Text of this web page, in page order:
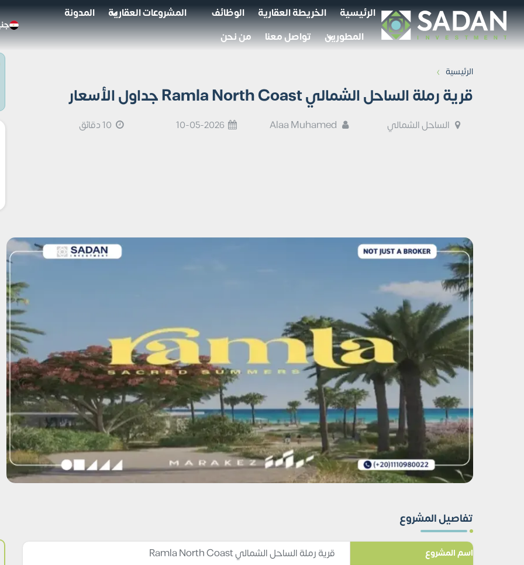
الرئيسية الخريطة العقارية الوظائف المشروعات العقارية
المدونة
المطورين
تواصل معنا من نحن
الرئيسية ›
قرية رملة الساحل الشمالي Ramla North Coast جداول الأسعار
الساحل الشمالي 10-05-2026
تفاصيل المشروع
اسم المشروع قرية رملة الساحل الشمالي Ramla North Coast